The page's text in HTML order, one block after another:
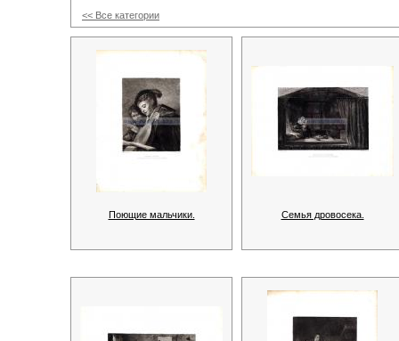
<< Все категории
Поющие мальчики. Семья дровосека.